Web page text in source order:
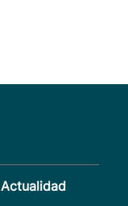
Actualidad